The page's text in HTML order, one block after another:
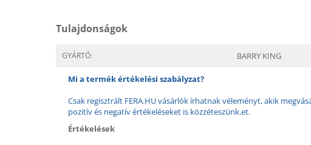
Tulajdonságok
GYÁRTÓ: BARRY KING
Mi a termék értékelési szabályzat?
Csak regisztrált FERA.HU vásárlók írhatnak véleményt, akik
pozitív és negatív értékeléseket is közzéteszünk.et.
Értékelések